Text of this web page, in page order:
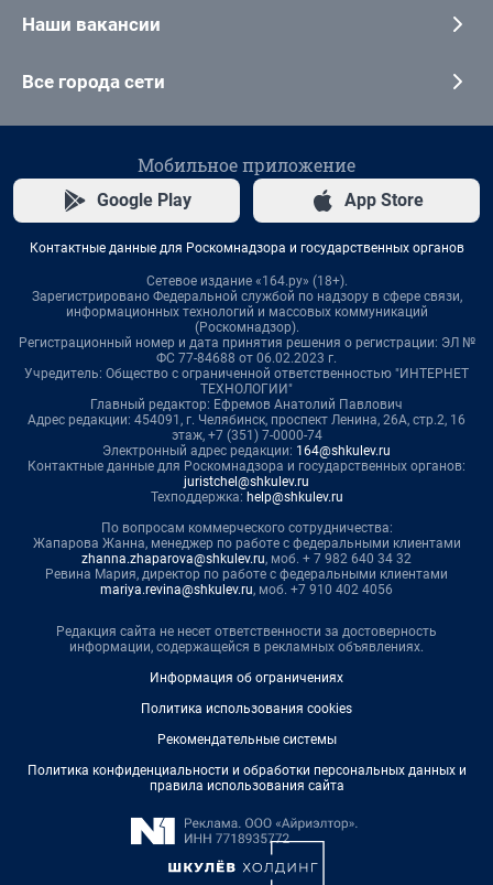
Наши вакансии
Все города сети
Мобильное приложение
Google Play App Store
Контактные данные для Роскомнадзора и государственных органов
Сетевое издание «164.ру» (18+).
Зарегистрировано Федеральной службой по надзору в сфере связи,
информационных технологий и массовых коммуникаций
(Роскомнадзор).
Регистрационный номер и дата принятия решения о регистрации: ЭЛ №
ФС 77-84688 от 06.02.2023 г.
Учредитель: Общество с ограниченной ответственностью "ИНТЕРНЕТ
ТЕХНОЛОГИИ"
Главный редактор: Ефремов Анатолий Павлович
Адрес редакции: 454091, г. Челябинск, проспект Ленина, 26А, стр.2, 16
этаж, +7 (351) 7-0000-74
Электронный адрес редакции: 164@shkulev.ru
Контактные данные для Роскомнадзора и государственных органов:
juristchel@shkulev.ru
Техподдержка: help@shkulev.ru
По вопросам коммерческого сотрудничества:
Жапарова Жанна, менеджер по работе с федеральными клиентами
zhanna.zhaparova@shkulev.ru, моб. + 7 982 640 34 32
Ревина Мария, директор по работе с федеральными клиентами
mariya.revina@shkulev.ru, моб. +7 910 402 4056
Редакция сайта не несет ответственности за достоверность
информации, содержащейся в рекламных объявлениях.
Информация об ограничениях
Политика использования cookies
Рекомендательные системы
Политика конфиденциальности и обработки персональных данных и
правила использования сайта